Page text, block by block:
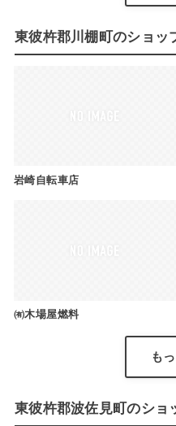
東彼杵郡川棚町のショッ
岩崎自転車店
㈲木場屋燃料
も
東彼杵郡波佐見町のショ